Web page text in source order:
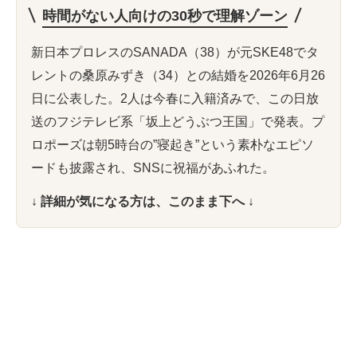
時間がない人向けの30秒で理解ゾーン
新日本プロレスのSANADA（38）が元SKE48でタ
レントの桑原みずき（34）との結婚を2026年6月26
日に公表した。2人は今春に入籍済みで、この日放
送のフジテレビ系「坂上どうぶつ王国」で発表。プ
ロポーズは朝5時台の”寝起き”という素朴なエピソ
ードも披露され、SNSに祝福があふれた。
↓ 詳細が気になる方は、このまま下へ ↓